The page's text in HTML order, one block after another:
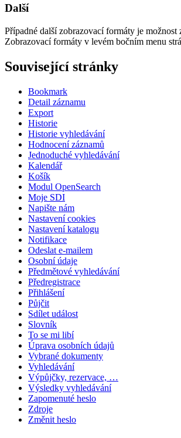
Další
Případné další zobrazovací formáty je
Zobrazovací formáty v levém bočním menu
Související stránky
Bookmark
Detail záznamu
Export
Historie
Historie vyhledávání
Hodnocení záznamů
Jednoduché vyhledávání
Kalendář
Košík
Modul OpenSearch
Moje SDI
Napište nám
Nastavení cookies
Nastavení katalogu
Notifikace
Odeslat e-mailem
Osobní údaje
Předmětové vyhledávání
Předregistrace
Přihlášení
Půjčit
Sdílet událost
Slovník
To se mi libí
Úprava osobních údajů
Vybrané dokumenty
Vyhledávání
Výpůjčky, rezervace, …
Výsledky vyhledávání
Zapomenuté heslo
Zdroje
Změnit heslo